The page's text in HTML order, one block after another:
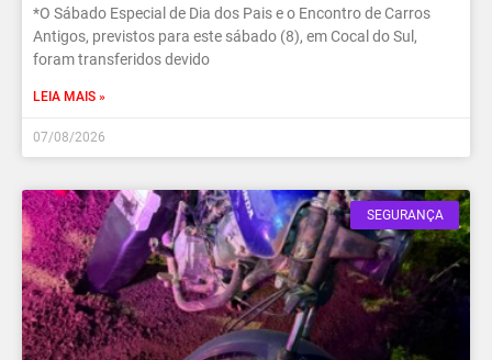
*O Sábado Especial de Dia dos Pais e o Encontro de Carros
Antigos, previstos para este sábado (8), em Cocal do Sul,
foram transferidos devido
LEIA MAIS »
07/08/2026
SEGURANÇA